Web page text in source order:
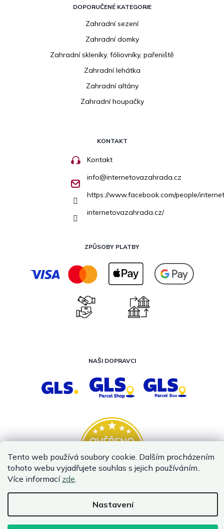
Tento web používá soubory cookie. Dalším procházením
tohoto webu vyjadřujete souhlas s jejich používáním..
Více informací zde.
Nastavení
DOPORUČENÉ KATEGORIE
Zahradní sezení
Zahradní domky
Zahradní skleníky, fóliovníky, pařeniště
Zahradní lehátka
Zahradní altány
Zahradní houpačky
KONTAKT
Kontakt
info@internetovazahrada.cz
https://www.facebook.com/people/
internetovazahrada.cz/
ZPŮSOBY PLATBY
NAŠI DOPRAVCI
Vytvořil Shoptet